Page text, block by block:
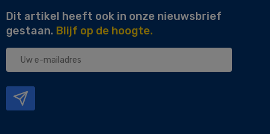
Dit artikel heeft ook in onze nieuwsbrief
gestaan. Blijf op de hoogte.
Uw